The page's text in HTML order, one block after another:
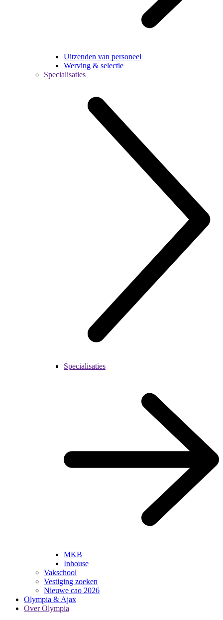
Uitzenden van personeel
Werving & selectie
Specialisaties
Specialisaties
MKB
Inhouse
Vakschool
Vestiging zoeken
Nieuwe cao 2026
Olympia & Ajax
Over Olympia